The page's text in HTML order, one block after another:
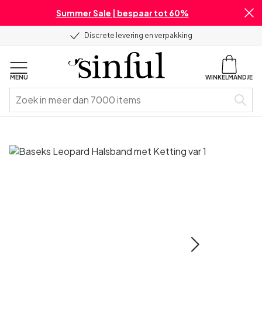
Summer Sale | bespaar tot 60%
Discrete levering en verpakking
MENU WINKELMANDJE